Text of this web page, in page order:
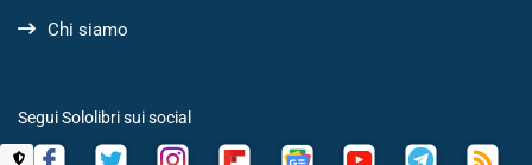
Chi siamo
Segui Sololibri sui social